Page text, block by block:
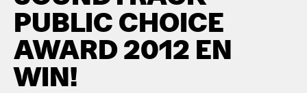
PUBLIC CHOICE
AWARD 2012 EN
WIN!